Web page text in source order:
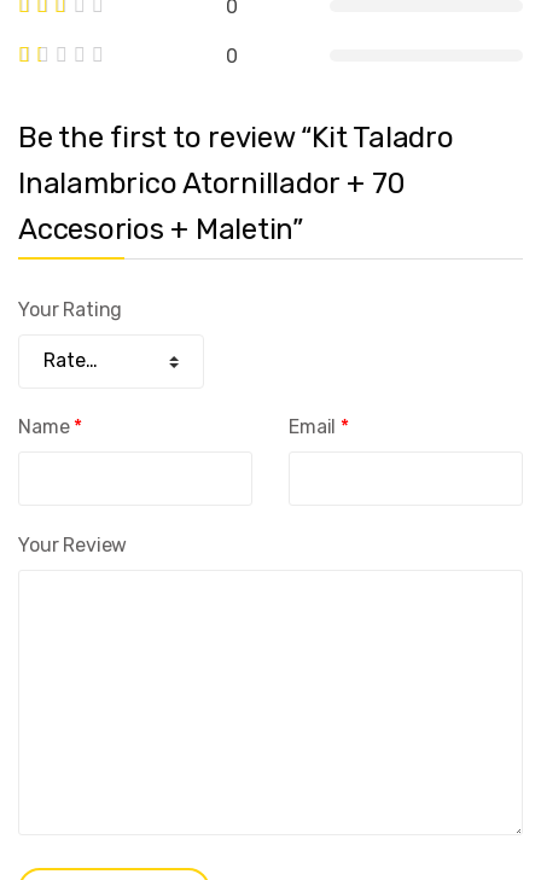
0
0
Be the first to review “Kit Taladro
Inalambrico Atornillador + 70
Accesorios + Maletin”
Your Rating
Your Review
Name * Email *